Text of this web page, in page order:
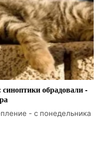
обрадовали -
- с понедельника